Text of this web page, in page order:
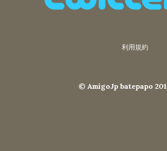
利用規約
© AmigoJp batepapo